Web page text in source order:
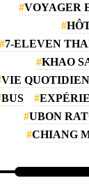
VOYAGER
7-ELEVEN
KHAO
VIE
BUS
UBON
CHIANG